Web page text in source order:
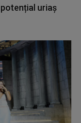
uriaș